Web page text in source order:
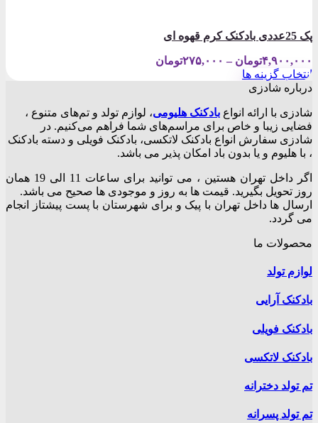
پک 25عددی بادکنک کرم قهوه ای
۴,۹۰۰,۰۰۰تومان – ۲۷۵,۰۰۰تومان
۴,۹۰۰,۰۰۰تومان
انتخاب گزینه ها
این
دارای
انواع
مختلفی
می
گزینه
ها
ممکن
است
صفحه
انتخاب
درباره شادزی
شادزی با ارائه انواع بادکنک‌ هلیومی، لوازم تولد و تم‌های متنوع ،
فضایی زیبا و خاص برای مراسم‌های شما فراهم می‌کنیم. در
شادزی سفارش انواع بادکنک لاتکسی، بادکنک فویلی و دسته بادکنک
، با هلیوم و یا بدون باد امکان پذیر می باشد.
اگر داخل تهران هستین ، می توانید برای ساعات 11 الی 19 همان
روز تحویل بگیرید. قیمت ها به روز و موجودی ها صحیح می باشد.
ارسال ها داخل تهران با پیک و برای شهرستان با پست پیشتاز انجام
می گردد.
محصولات ما
لوازم تولد
بادکنک آرایی
بادکنک فویلی
بادکنک لاتکسی
تم تولد دخترانه
تم تولد پسرانه